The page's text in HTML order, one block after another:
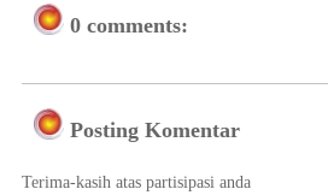
0 comments:
Posting Komentar
Terima-kasih atas partisipasi anda